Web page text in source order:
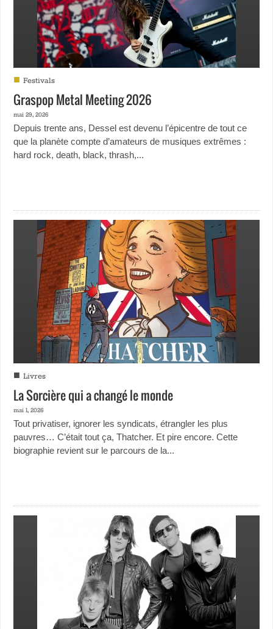
■ Festivals
Graspop Metal Meeting 2026
mai 29, 2026
Depuis trente ans, Dessel est devenu l’épicentre de tout ce
que la planète compte d’amateurs de musiques extrêmes :
hard rock, death, black, thrash,...
■ Livres
La Sorcière qui a changé le monde
mai 1, 2026
Tout privatiser, ignorer les syndicats, étrangler les plus
pauvres… C’était tout ça, Thatcher. Et pire encore. Cette
biographie revient sur le parcours de la...